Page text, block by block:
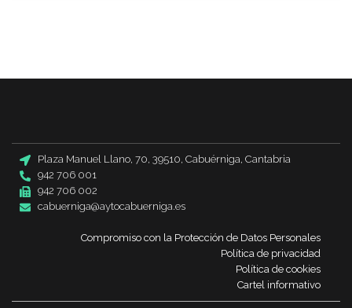
Plaza Manuel Llano, 70, 39510, Cabuérniga, Cantabria
942 706 001
942 706 002
cabuerniga@aytocabuerniga.es
Compromiso con la Protección de Datos Personales
Política de privacidad
Política de cookies
Cartel informativo